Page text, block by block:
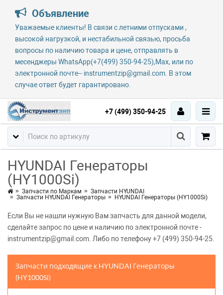
Объявление
Уважаемые клиенты! В связи с летними отпусками ,
высокой нагрузкой, и нестабильной связью, просьба
вопросы по наличию товара и цене, отправлять в
месенджеры WhatsApp(+7(499) 350-94-25),Max, или по
электронной почте-- instrumentzip@gmail.com. В этом
случае ответ будет гарантировано.
+7 (499) 350-94-25
HYUNDAI Генераторы
(HY1000Si)
Запчасти по Маркам
Запчасти HYUNDAI
Запчасти HYUNDAI Генераторы
HYUNDAI Генераторы (HY1000Si)
Если Вы не нашли нужную Вам запчасть для данной модели,
сделайте запрос по цене и наличию по электронной почте -
instrumentzip@gmail.com. Либо по телефону +7 (499) 350-94-25.
Запчасти подходящие к HYUNDAI Генераторы
(HY1000Si)